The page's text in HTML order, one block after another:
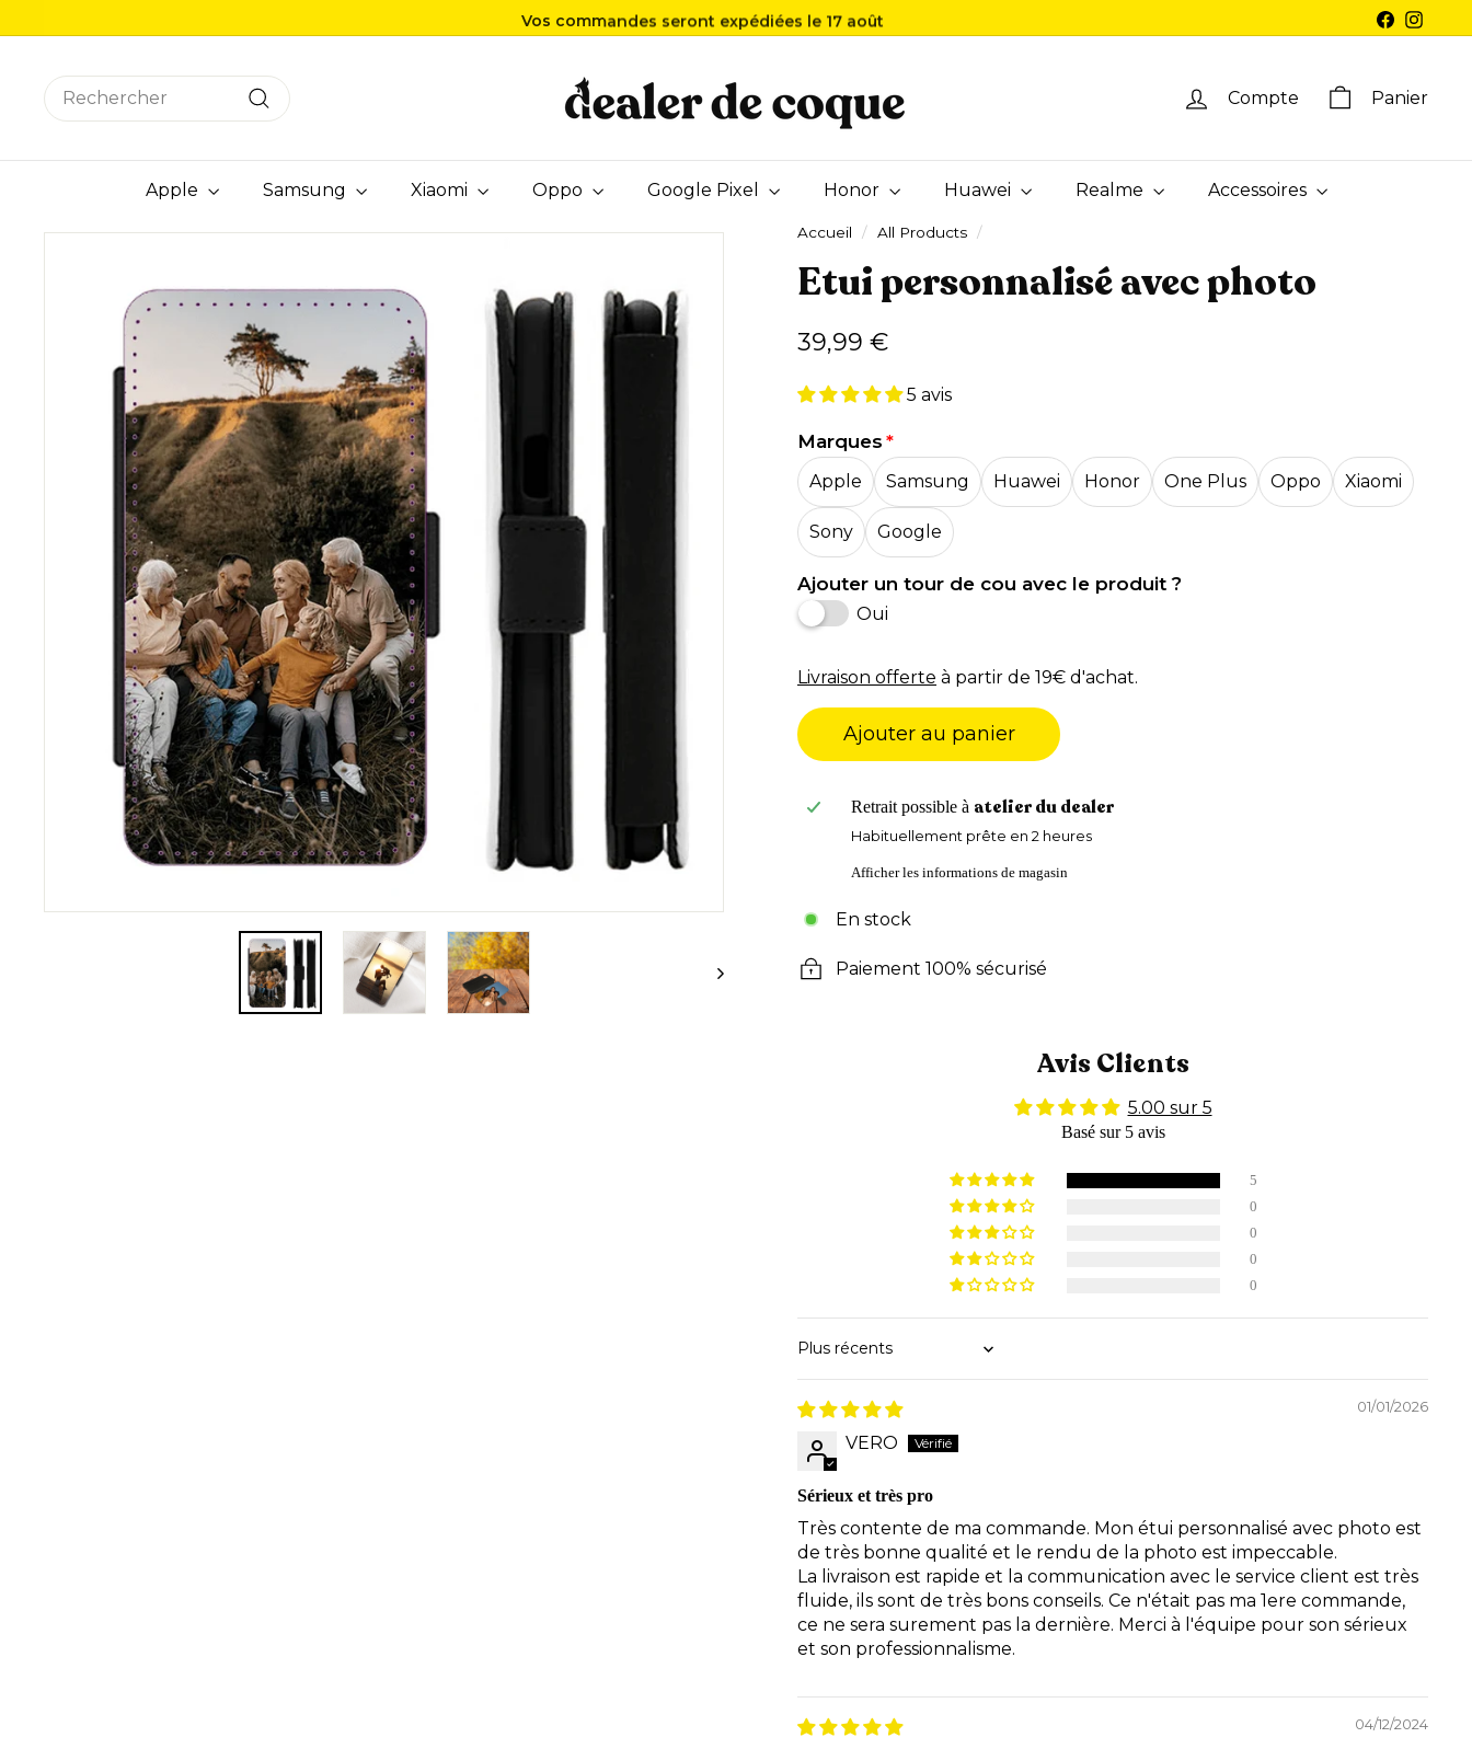
au
Diaporama
Fermeture annuelle du 8 au 16 août
Vos commandes seront expédiées le 17 août
Livraison offerte
Facebook
Search
Rechercher
e
a
e
r
Compte Panier
Apple Samsung Xiaomi Oppo Google Pixel Honor Huawei Realme Accessoires
Accueil / All Products /
Etui personnalisé avec photo
Prix
régulier
39,99 €39,99
€
5 avis
Marques
Apple Samsung Huawei Honor One Plus Oppo Xiaomi
Sony Google
Ajouter un tour de cou avec le produit ?
Oui
Livraison offerte à partir de 19€ d'achat.
Ajouter au panier
Retrait possible à atelier du dealer
Habituellement prête en 2 heures
Afficher les informations de magasin
En stock
Paiement 100% sécurisé
Avis Clients
5.00 sur 5
Basé sur 5 avis
5
0
0
0
0
Sort by
01/01/2026
VERO
Sérieux et très pro
Très contente de ma commande. Mon étui personnalisé avec photo est
de très bonne qualité et le rendu de la photo est impeccable.
La livraison est rapide et la communication avec le service client est très
fluide, ils sont de très bons conseils. Ce n'était pas ma 1ere commande,
ce ne sera surement pas la dernière. Merci à l'équipe pour son sérieux
et son professionnalisme.
04/12/2024